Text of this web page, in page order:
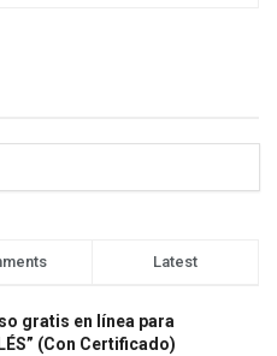
Latest
gratis en línea para
(Con Certificado)